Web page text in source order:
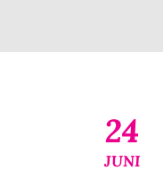
24
JUNI